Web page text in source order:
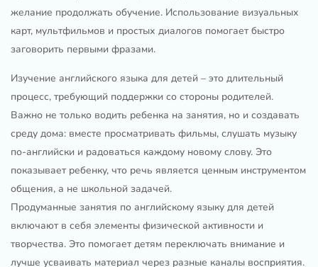
желание продолжать обучение. Использование визуальных
карт, мультфильмов и простых диалогов помогает быстро
заговорить первыми фразами.
Изучение английского языка для детей – это длительный
процесс, требующий поддержки со стороны родителей.
Важно не только водить ребенка на занятия, но и создавать
среду дома: вместе просматривать фильмы, слушать музыку
по-английски и радоваться каждому новому слову. Это
показывает ребенку, что речь является ценным инструментом
общения, а не школьной задачей.
Продуманные занятия по английскому языку для детей
включают в себя элементы физической активности и
творчества. Это помогает детям переключать внимание и
лучше усваивать материал через разные каналы восприятия.